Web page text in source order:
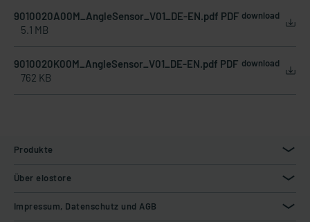
9010020A00M_AngleSensor_V01_DE-EN.pdf PDF
5.1 MB
download
9010020K00M_AngleSensor_V01_DE-EN.pdf PDF
762 KB
download
Produkte
Über elostore
Impressum, Datenschutz und AGB